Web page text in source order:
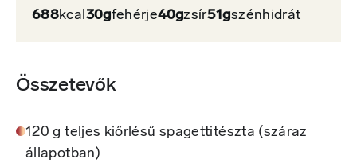
688kcal30gfehérje40gzsír51gszénhidrát
Összetevők
120 g teljes kiőrlésű spagettitészta (száraz
állapotban)